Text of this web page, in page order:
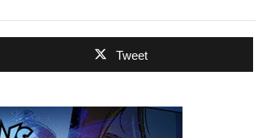
Tweet